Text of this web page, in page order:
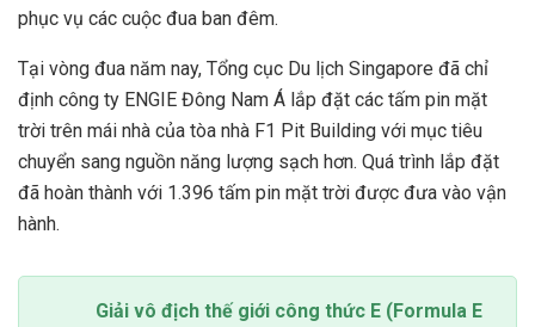
phục vụ các cuộc đua ban đêm.
Tại vòng đua năm nay, Tổng cục Du lịch Singapore đã chỉ
định công ty ENGIE Đông Nam Á lắp đặt các tấm pin mặt
trời trên mái nhà của tòa nhà F1 Pit Building với mục tiêu
chuyển sang nguồn năng lượng sạch hơn. Quá trình lắp đặt
đã hoàn thành với 1.396 tấm pin mặt trời được đưa vào vận
hành.
Giải vô địch thế giới công thức E (Formula E